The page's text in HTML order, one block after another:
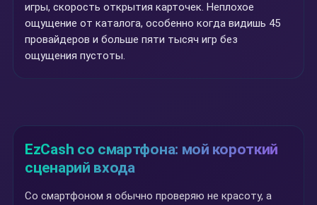
игры, скорость открытия карточек. Неплохое
ощущение от каталога, особенно когда видишь 45
провайдеров и больше пяти тысяч игр без
ощущения пустоты.
EzCash со смартфона: мой короткий
сценарий входа
Со смартфоном я обычно проверяю не красоту, а